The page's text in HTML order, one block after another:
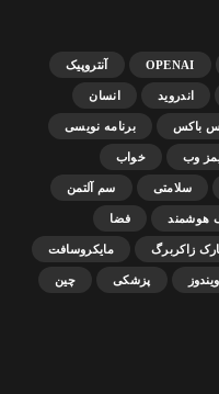
OPENAI آنتروپیک
اندروید انسان
باکس برنامه نویسی
وب خواب
سلامتی سم آلتمن
هوشمند فضا
زاکربرگ مایکروسافت
ویندوز پزشکی چین